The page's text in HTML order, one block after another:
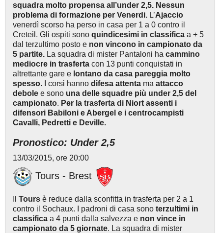
squadra molto propensa all’under 2,5. Nessun
problema di formazione per Venerdi. L’Ajaccio
venerdì scorso ha perso in casa per 1 a 0 contro il
Creteil. Gli ospiti sono quindicesimi in classifica a + 5
dal terzultimo posto e non vincono in campionato da
5 partite. La squadra di mister Pantaloni ha cammino
mediocre in trasferta con 13 punti conquistati in
altrettante gare e lontano da casa pareggia molto
spesso.
I corsi hanno difesa attenta ma attacco
debole e sono una delle squadre più under 2,5 del
campionato. Per la trasferta di Niort assenti i
difensori Babiloni e Abergel e i centrocampisti
Cavalli, Pedretti e Deville.
Pronostico: Under 2,5
13/03/2015, ore 20:00
Tours - Brest
Tours è reduce dalla sconfitta in trasferta per 2 a 1
contro il Sochaux. I padroni di casa sono terzultimi in
classifica a 4 punti dalla salvezza e non vince in
campionato da 5 giornate. La squadra di mister